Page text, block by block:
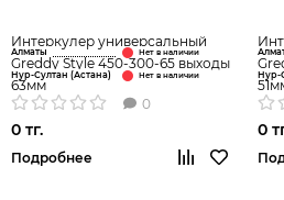
Интеркулер универсальный
Greddy Style 450-300-65 выходы
63мм
Алматы
Нур-Султан (Астана)
0
0 тг.
Подробнее
Нур-
0